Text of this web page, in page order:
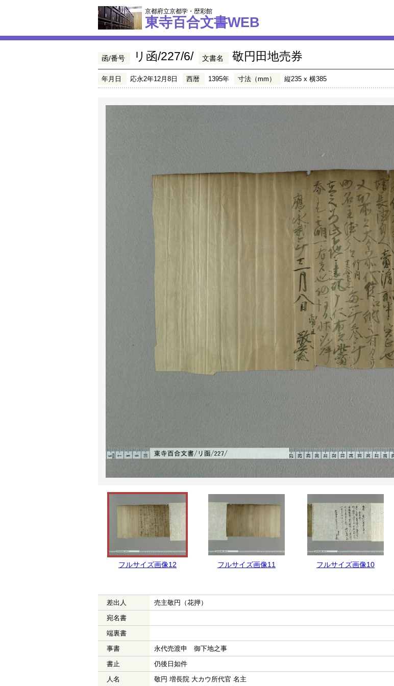
京都府立京都学・歴彩館
東寺百合文書WEB
函/番号 リ函/227/6/ 文書名 敬円田地売券
年月日 応永2年12月8日 西暦 1395年 寸法（mm） 縦235 x 横385
フルサイズ画像12 フルサイズ画像11 フルサイズ画像10
差出人
売主敬円（花押）
宛名書
端裏書
事書
永代売渡申 御下地之事
書止
仍後日如件
人名
敬円 増長院 大カウ所代官 名主